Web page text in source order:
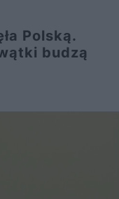
Polską.
budzą